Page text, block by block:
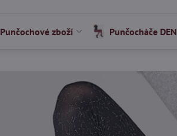
Punčochové zboží Punčocháče DEN